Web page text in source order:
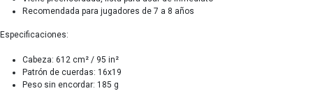
Recomendada para jugadores de 7 a 8 años
Especificaciones:
Cabeza: 612 cm² / 95 in²
Patrón de cuerdas: 16x19
Peso sin encordar: 185 g